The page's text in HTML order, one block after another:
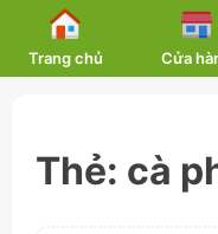
content
Trang chủ Cửa
Thẻ: cà